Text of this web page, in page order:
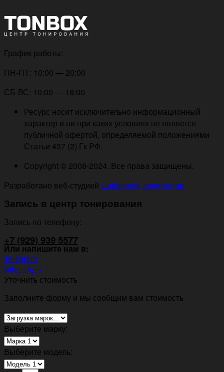
График работы:
ПН-ПТ: 10:00 — 20:00
СБ-ВС: 10:00 — 18:00
Ресурс носит исключительно информационный
характер и ни при каких условиях не является
публичной офертой, определяемой положениями
Статьи 437 (2) Гк РФ.
Copyright © 2008-2024. Все права защищены.
Разработано веб-студией Цифровой архитектор
Запись в центр тонирования
Запись по телефону:
+7 (929) 939 5577
Или напишите нам в:
Telegram
WhatsApp
Уточнить стоимость
Заполните форму и мы сообщим вам стоимость
Выберите марку:
Выберите модель: